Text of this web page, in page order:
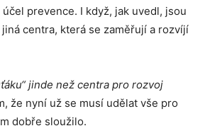
účel prevence. I když, jak uvedl, jsou
centra, která se zaměřují a rozvíjí
jinde než centra pro rozvoj
že nyní už se musí udělat vše pro
dobře sloužilo.